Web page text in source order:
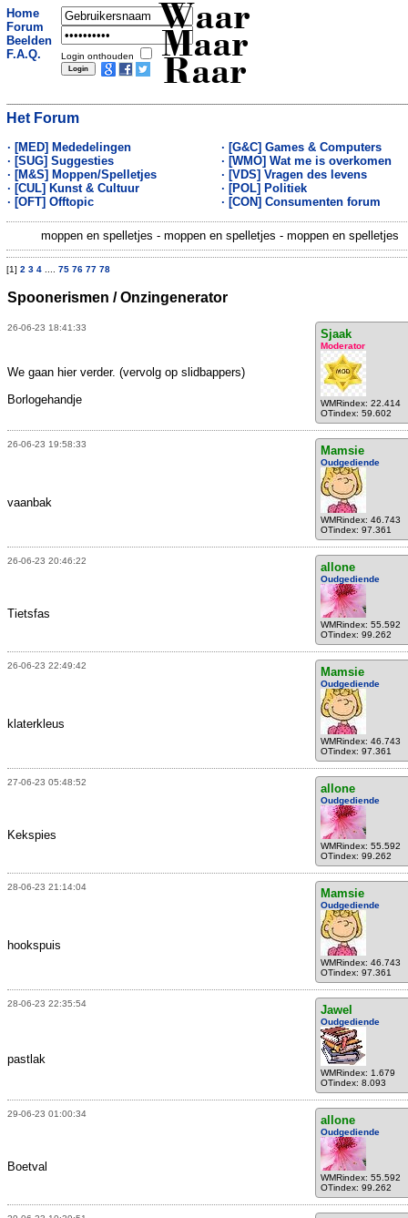
Home
Forum
Beelden
F.A.Q.
Login onthouden
Waar
Maar
Raar
Het Forum
· [MED] Mededelingen
· [SUG] Suggesties
· [M&S] Moppen/Spelletjes
· [CUL] Kunst & Cultuur
· [OFT] Offtopic
· [G&C] Games & Computers
· [WMO] Wat me is overkomen
· [VDS] Vragen des levens
· [POL] Politiek
· [CON] Consumenten forum
moppen en spelletjes - moppen en spelletjes - moppen en spelletjes
[1] 2 3 4 75 76 77 78
Spoonerismen / Onzingenerator
26-06-23 18:41:33 Sjaak
Moderator
WMRindex: 22.414
OTindex: 59.602
We gaan hier verder. (vervolg op slidbappers)
Borlogehandje
26-06-23 19:58:33 Mamsie
Oudgediende
WMRindex: 46.743
OTindex: 97.361
vaanbak
26-06-23 20:46:22 allone
Oudgediende
WMRindex: 55.592
OTindex: 99.262
Tietsfas
26-06-23 22:49:42 Mamsie
Oudgediende
WMRindex: 46.743
OTindex: 97.361
klaterkleus
27-06-23 05:48:52 allone
Oudgediende
WMRindex: 55.592
OTindex: 99.262
Kekspies
28-06-23 21:14:04 Mamsie
Oudgediende
WMRindex: 46.743
OTindex: 97.361
hookspuis
28-06-23 22:35:54 Jawel
Oudgediende
WMRindex: 1.679
OTindex: 8.093
pastlak
29-06-23 01:00:34 allone
Oudgediende
WMRindex: 55.592
OTindex: 99.262
Boetval